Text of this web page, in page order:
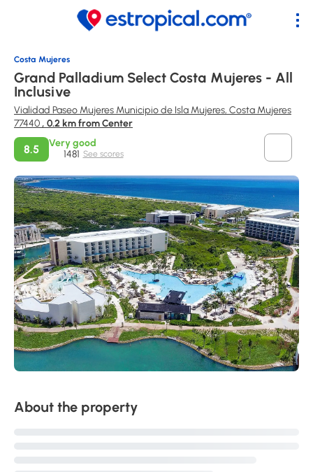
Costa Mujeres
Grand Palladium Select Costa Mujeres - All
Inclusive
Vialidad Paseo Mujeres Municipio de Isla Mujeres, Costa Mujeres
77440, 0.2 km from Center
8.5
Very good
1481 See scores
About the property